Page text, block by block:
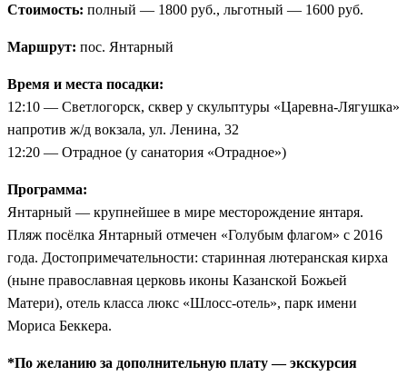
Стоимость: полный — 1800 руб., льготный — 1600 руб.
Маршрут: пос. Янтарный
Время и места посадки:
12:10 — Светлогорск, сквер у скульптуры «Царевна-Лягушка»
напротив ж/д вокзала, ул. Ленина, 32
12:20 — Отрадное (у санатория «Отрадное»)
Программа:
Янтарный — крупнейшее в мире месторождение янтаря.
Пляж посёлка Янтарный отмечен «Голубым флагом» с 2016
года. Достопримечательности: старинная лютеранская кирха
(ныне православная церковь иконы Казанской Божьей
Матери), отель класса люкс «Шлосс-отель», парк имени
Мориса Беккера.
*По желанию за дополнительную плату — экскурсия